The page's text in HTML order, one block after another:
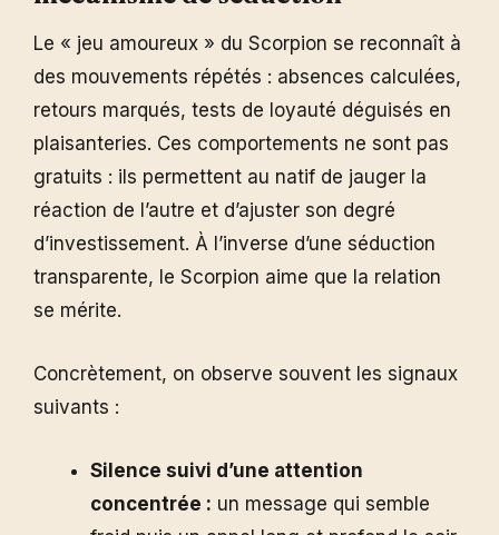
Le « jeu amoureux » du Scorpion se reconnaît à
des mouvements répétés : absences calculées,
retours marqués, tests de loyauté déguisés en
plaisanteries. Ces comportements ne sont pas
gratuits : ils permettent au natif de jauger la
réaction de l’autre et d’ajuster son degré
d’investissement. À l’inverse d’une séduction
transparente, le Scorpion aime que la relation
se mérite.
Concrètement, on observe souvent les signaux
suivants :
Silence suivi d’une attention
concentrée : un message qui semble